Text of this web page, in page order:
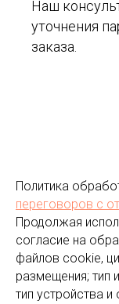
Наш
уточнения
заказа.
Политика
переговоров с
Продолжая
согласие на
файлов cookie,
размещения; тип
тип устройства